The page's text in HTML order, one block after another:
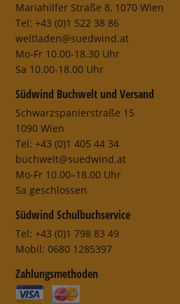
Mariahilfer Straße 8, 1070 Wien
Tel: +43 (0)1 522 38 86
weltladen@suedwind.at
Mo-Fr 10.00-18.30 Uhr
Sa 10.00-18.00 Uhr
Südwind Buchwelt und Versand
Schwarzspanierstraße 15
1090 Wien
Tel: +43 (0)1 405 44 34
buchwelt@suedwind.at
Mo-Fr 10.00–18.00 Uhr
Sa geschlossen
Südwind Schulbuchservice
Tel: +43 (0)1 798 83 49
Mobil: 0680 1285397
Zahlungsmethoden